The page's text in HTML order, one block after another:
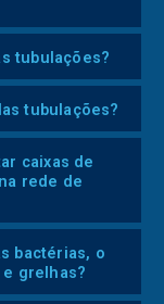
tubulações?
tubulações?
caixas de
rede de
bactérias, o
grelhas?